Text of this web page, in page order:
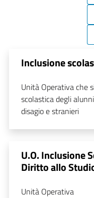
Inclusione
Unità Operativa che
scolastica degli
disagio e stranieri
U.O. Inclusione
Diritto allo
Unità Operativa